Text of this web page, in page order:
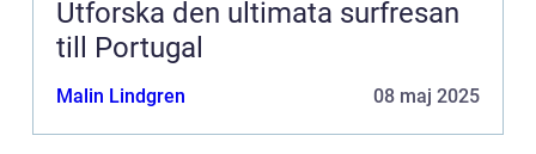
Utforska den ultimata surfresan
till Portugal
Malin Lindgren 08 maj 2025